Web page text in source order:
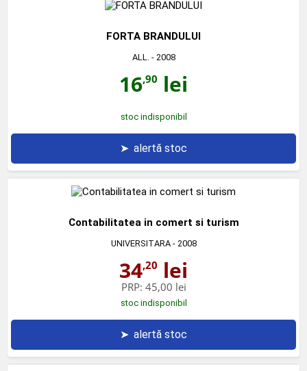
FORTA BRANDULUI
ALL. - 2008
16,90 lei
stoc indisponibil
➤ alertă stoc
Contabilitatea in comert si turism
UNIVERSITARA- 2008
34,20 lei
PRP: 45,00 lei
stoc indisponibil
➤ alertă stoc